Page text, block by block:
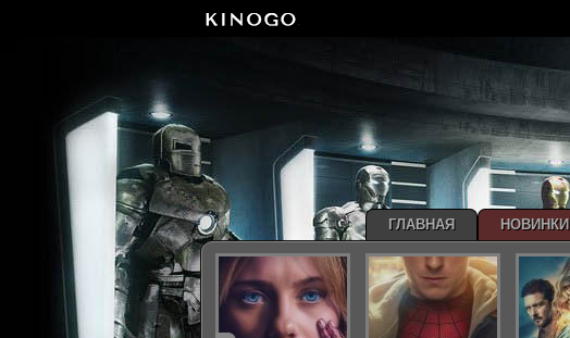
ГЛАВНАЯ НОВИНКИ